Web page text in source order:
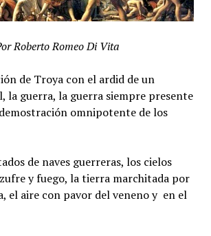
Roberto Romeo Di Vita
de Troya con el ardid de un
la guerra, la guerra siempre presente
omnipotente de los
de naves guerreras, los cielos
y fuego, la tierra marchitada por
el aire con pavor del veneno y en el